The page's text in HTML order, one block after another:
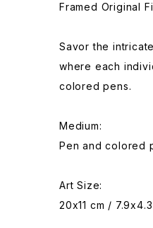
Framed Original
Savor the
where each
colored pens.
Medium:
Pen and colored
Art Size:
20x11 cm /